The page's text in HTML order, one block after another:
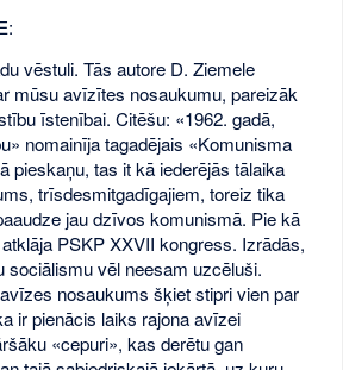
vēstuli. Tās autore D. Ziemele
mūsu avīzītes nosaukumu, pareizāk
īstenībai. Citēšu: «1962. gadā,
nomainīja tagadējais «Komunisma
pieskaņu, tas it kā iederējās tālaika
trīsdesmitgadīgajiem, toreiz tika
jau dzīvos komunismā. Pie kā
PSKP XXVII kongress. Izrādās,
sociālismu vēl neesam uzcēluši.
nosaukums šķiet stipri vien par
ir pienācis laiks rajona avīzei
«cepuri», kas derētu gan